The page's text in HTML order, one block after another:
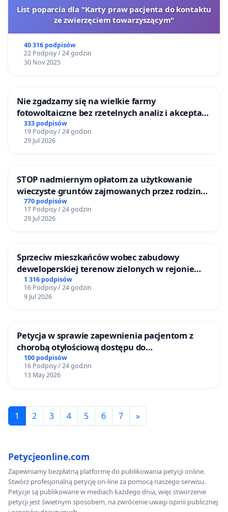
List poparcia dla "Karty praw pacjenta do kontaktu
ze zwierzęciem towarzyszącym"
40 316 podpisów
22 Podpisy / 24 godzin
30 Nov 2025
Nie zgadzamy się na wielkie farmy
fotowoltaiczne bez rzetelnych analiz i akceptacji
mieszkańców
333 podpisów
19 Podpisy / 24 godzin
29 Jul 2026
STOP nadmiernym opłatom za użytkowanie
wieczyste gruntów zajmowanych przez rodzinne
ogrody działkowe.
770 podpisów
17 Podpisy / 24 godzin
29 Jul 2026
Sprzeciw mieszkańców wobec zabudowy
deweloperskiej terenow zielonych w rejonie
Bulwarów Straceńskich w Bielsku-Białej
1 316 podpisów
16 Podpisy / 24 godzin
9 Jul 2026
Petycja w sprawie zapewnienia pacjentom z
chorobą otyłościową dostępu do
kompleksowego leczenia oraz programów
profilaktycznych.
100 podpisów
16 Podpisy / 24 godzin
13 May 2026
1 2 3 4 5 6 7 »
Petycjeonline.com
Zapewniamy bezpłatną platformę do publikowania petycji online.
Stwórz profesjonalną petycję on-line za pomocą naszego serwisu.
Petycje są publikowane w mediach każdego dnia, więc stworzenie
petycji jest świetnym sposobem, na zwrócenie uwagi opinii publicznej